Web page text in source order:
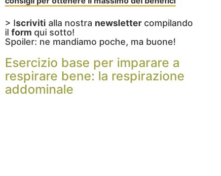
> Iscriviti alla nostra newsletter compilando
il form qui sotto!
Spoiler: ne mandiamo poche, ma buone!
Esercizio base per imparare a
respirare bene: la respirazione
addominale